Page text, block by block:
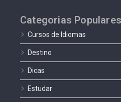
Categorias Populares
Cursos de Idiomas
Destino
Dicas
Estudar